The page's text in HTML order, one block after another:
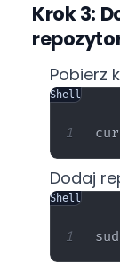
Krok 3:
Pobierz
Shell
Dodaj
Shell